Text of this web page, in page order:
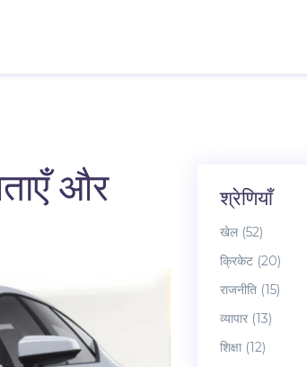
और
श्रेणियाँ
खेल (52)
क्रिकेट (20)
राजनीति (15)
व्यापार (13)
शिक्षा (12)